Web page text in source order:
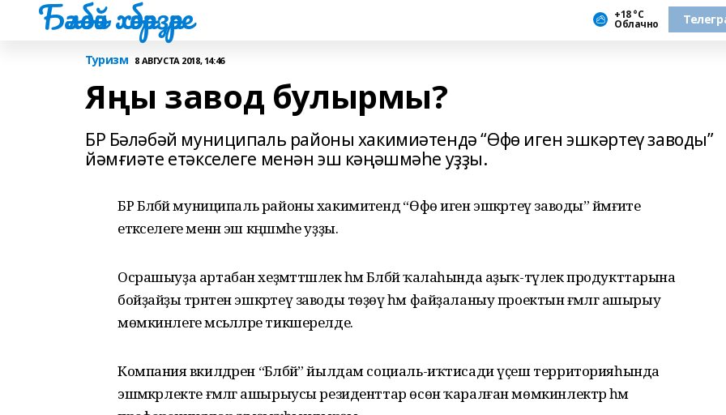
Бәләбәй хәбәрҙәре +18 °С
Облачно
Туризм 8 АВГУСТА 2018, 14:46
Яңы завод булырмы?
БР Бәләбәй муниципаль районы хакимиәтендә “Өфө иген эшкәртеү заводы”
йәмғиәте етәкселеге менән эш кәңәшмәһе уҙҙы.
БР Бәләбәй муниципаль районы хакимиәтендә “Өфө иген эшкәртеү заводы” йәмғиәте
етәкселеге менән эш кәңәшмәһе уҙҙы.
Осрашыуҙа артабан хеҙмәттәшлек һәм Бәләбәй ҡалаһында аҙыҡ-түлек продукттарына
бойҙайҙы тәрәнтен эшкәртеү заводы төҙөү һәм файҙаланыу проектын ғәмәлгә ашырыу
мөмкинлеге мәсьәләләре тикшерелде.
Компания вәкилдәрен “Бәләбәй” йылдам социаль-иҡтисади үҫеш территорияһында
эшмәкәрлекте ғәмәлгә ашырыусы резиденттар өсөн ҡаралған мөмкинлектәр һәм